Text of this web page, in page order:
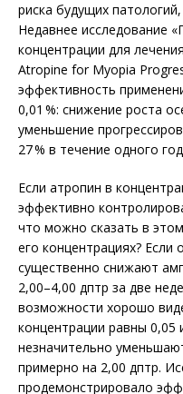
риска будущих
Недавнее исследование
концентрации для
Atropine for Myopia
эффективность
0,01 %: снижение роста
уменьшение
27 % в течение одного
Если атропин в
эффективно
что можно сказать в
его концентрациях? Если
существенно снижают
2,00–4,00 дптр за две
возможности хорошо
концентрации равны 0,05
незначительно
примерно на 2,00 дптр.
продемонстрировало